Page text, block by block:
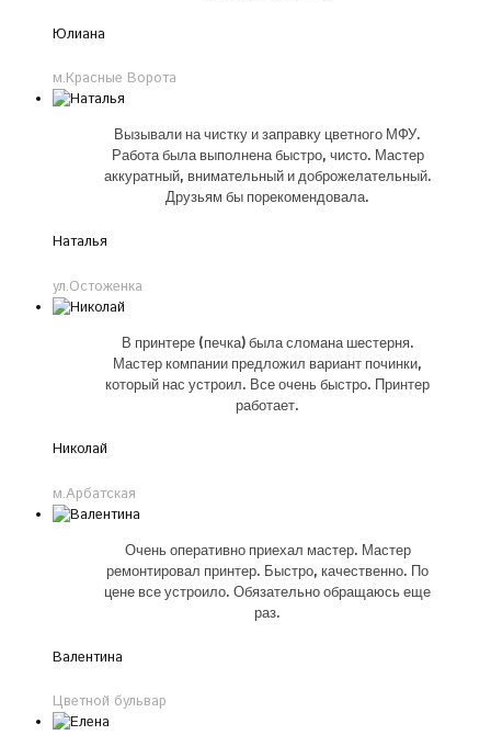
Юлиана
м.Красные Ворота
Вызывали на чистку и заправку цветного МФУ.
Работа была выполнена быстро, чисто. Мастер
аккуратный, внимательный и доброжелательный.
Друзьям бы порекомендовала.
Наталья
ул.Остоженка
В принтере (печка) была сломана шестерня.
Мастер компании предложил вариант починки,
который нас устроил. Все очень быстро. Принтер
работает.
Николай
м.Арбатская
Очень оперативно приехал мастер. Мастер
ремонтировал принтер. Быстро, качественно. По
цене все устроило. Обязательно обращаюсь еще
раз.
Валентина
Цветной бульвар